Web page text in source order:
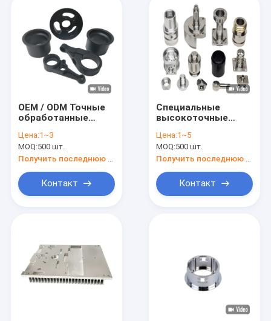
OEM / ODM Точные
обработанные
CNC фрезерный
процесс
Цена:1~3
MOQ:500 шт.
Контакт
Специальные
высокоточные
полировки сложных
деталей
Цена:1~5
MOQ:500 шт.
Контакт